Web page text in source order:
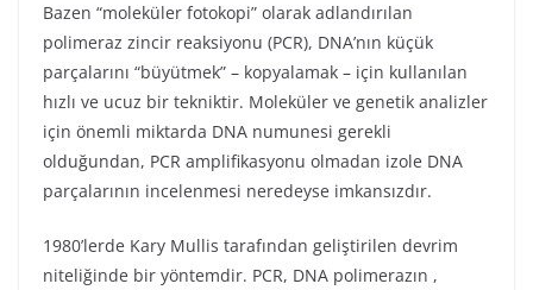
Bazen “moleküler fotokopi” olarak adlandırılan
polimeraz zincir reaksiyonu (PCR), DNA’nın küçük
parçalarını “büyütmek” – kopyalamak – için kullanılan
hızlı ve ucuz bir tekniktir. Moleküler ve genetik analizler
için önemli miktarda DNA numunesi gerekli
olduğundan, PCR amplifikasyonu olmadan izole DNA
parçalarının incelenmesi neredeyse imkansızdır.
1980’lerde Kary Mullis tarafından geliştirilen devrim
niteliğinde bir yöntemdir. PCR, DNA polimerazın ,